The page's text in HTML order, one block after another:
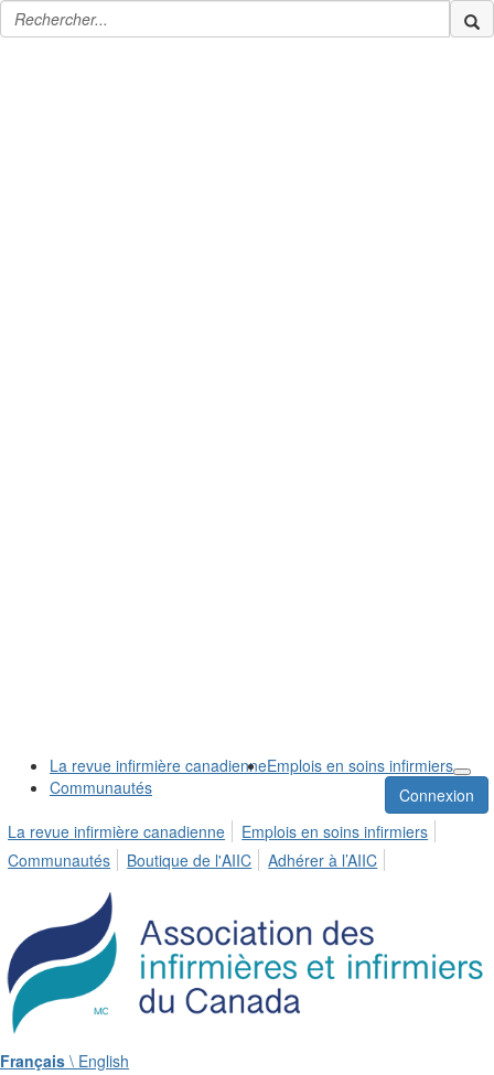
La revue infirmière canadienneEmplois en soins infirmiers
Communautés
Connexion
La revue infirmière canadienne
Emplois en soins infirmiers
Communautés
Boutique de l'AIIC Adhérer à l’AIIC
Français \ English